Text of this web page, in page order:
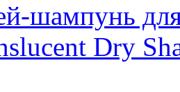
шампунь
Dry